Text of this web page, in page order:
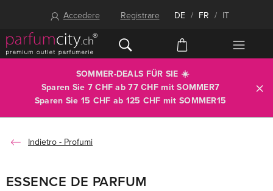
Accedere Registrare DE / FR / IT
SOMMER-DEALS FÜR SIE ☀️
Sparen Sie 7 CHF ab 77 CHF mitSOMMER7
Sparen Sie 15 CHF ab 125 CHF mit SOMMER15
Profumi
ESSENCE DE PARFUM